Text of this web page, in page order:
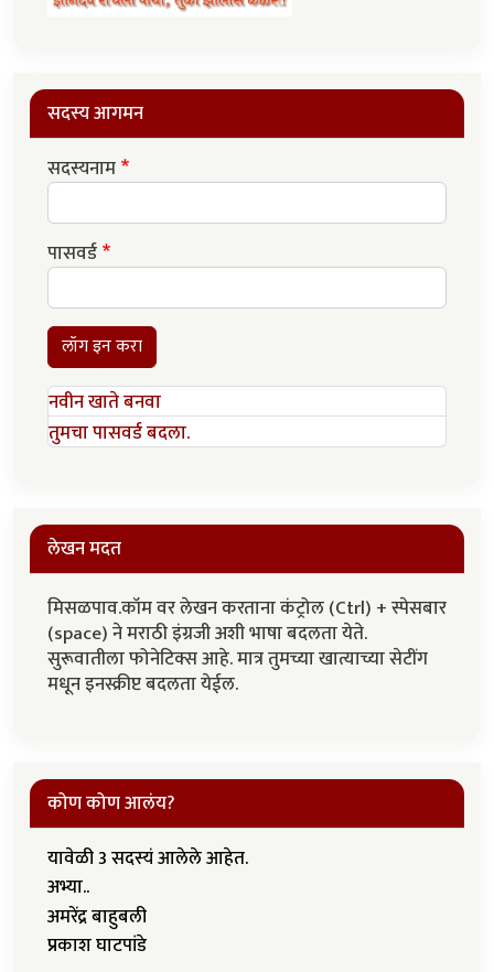
सदस्य आगमन
सदस्यनाम
पासवर्ड
लॉग इन करा
नवीन खाते बनवा
तुमचा पासवर्ड बदला.
लेखन मदत
मिसळपाव.कॉम वर लेखन करताना कंट्रोल (Ctrl) + स्पेसबार
(space) ने मराठी इंग्रजी अशी भाषा बदलता येते.
सुरूवातीला फोनेटिक्स आहे. मात्र तुमच्या खात्याच्या सेटींग
मधून इनस्क्रीप्ट बदलता येईल.
कोण कोण आलंय?
यावेळी 3 सदस्यं आलेले आहेत.
अभ्या..
अमरेंद्र बाहुबली
प्रकाश घाटपांडे